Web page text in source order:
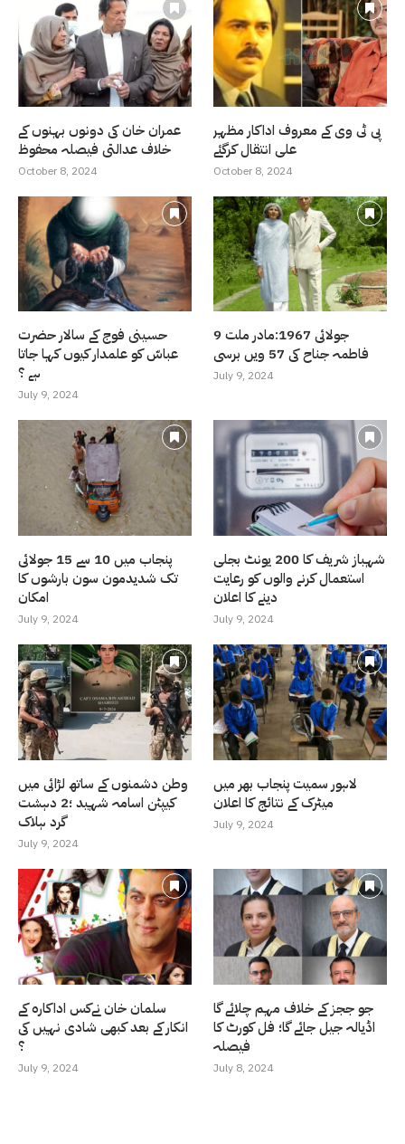
عمران خان کی دونوں بہنوں کے
خلاف عدالتی فیصلہ محفوظ
October 8, 2024
پی ٹی وی کے معروف اداکار مظہر
علی انتقال کرگئے
October 8, 2024
حسینی فوج کے سالار حضرت
عباسّ کو علمدار کیوں کہا جاتا
ہے ؟
July 9, 2024
9 جولائی 1967:مادر ملت
فاطمہ جناح کی 57 ویں برسی
July 9, 2024
پنجاب میں 10 سے 15 جولائی
تک شدیدمون سون بارشوں کا
امکان
July 9, 2024
شہباز شریف کا 200 یونٹ بجلی
استعمال کرنے والوں کو رعایت
دینے کا اعلان
July 9, 2024
وطن دشمنوں کے ساتھ لڑائی میں
کیپٹن اسامہ شہید ؛2 دہشت
گرد ہلاک
July 9, 2024
لاہور سمیت پنجاب بھر میں
میٹرک کے نتائج کا اعلان
July 9, 2024
سلمان خان نےکس اداکارہ کے
انکار کے بعد کبھی شادی نہیں کی
؟
July 9, 2024
جو ججز کے خلاف مہم چلائے گا
اڈیالہ جیل جائے گا؛ فل کورٹ کا
فیصلہ
July 8, 2024